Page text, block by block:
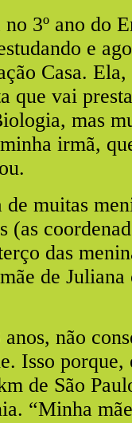
3º ano do
e
Casa.
que vai
mas
irmã,
muitas
(as
das
de
não
Isso
de São
“Minha